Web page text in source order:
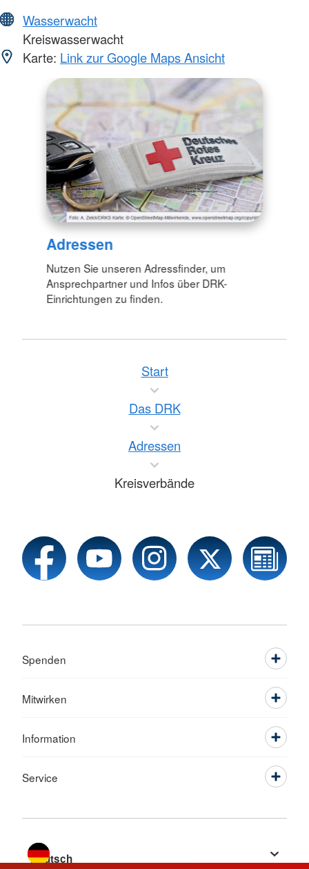
Wasserwacht
Kreiswasserwacht
Karte: Link zur Google Maps Ansicht
Adressen
Nutzen Sie unseren Adressfinder, um
Ansprechpartner und Infos über DRK-
Einrichtungen zu finden.
Start
Das DRK
Adressen
Kreisverbände
Spenden
Mitwirken
Information
Service
Sprache wechseln zu